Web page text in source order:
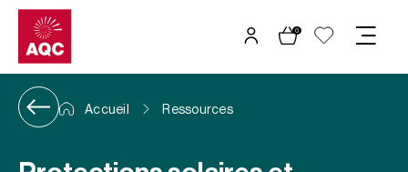
Panneau de gestion des cookies
0
Accueil Ressources